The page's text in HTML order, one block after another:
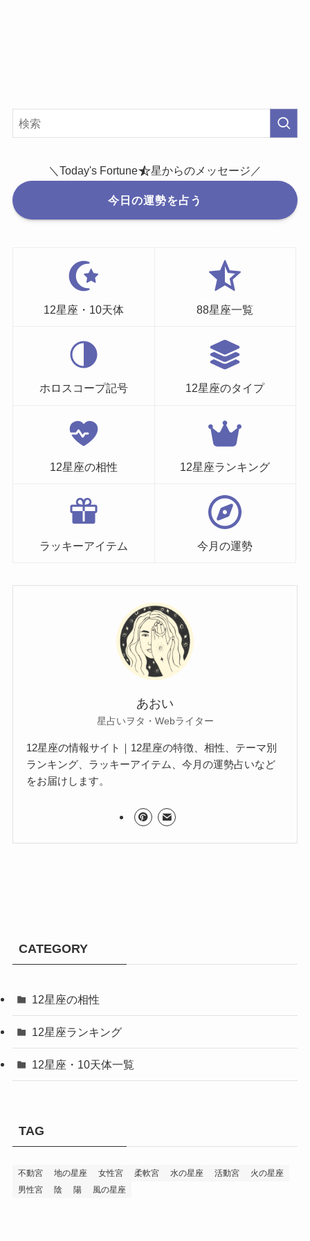
＼Today's Fortune 星からのメッセージ／
今日の運勢を占う
12星座・10天体 88星座一覧
ホロスコープ記号 12星座のタイプ
12星座の相性 12星座ランキング
ラッキーアイテム 今月の運勢
あおい
星占いヲタ・Webライター
12星座の情報サイト｜12星座の特徴、相性、テーマ別
ランキング、ラッキーアイテム、今月の運勢占いなど
をお届けします。
CATEGORY
12星座の相性
12星座ランキング
12星座・10天体一覧
TAG
不動宮 地の星座 女性宮 柔軟宮 水の星座 活動宮
火の星座
男性宮
陰 陽 風の星座